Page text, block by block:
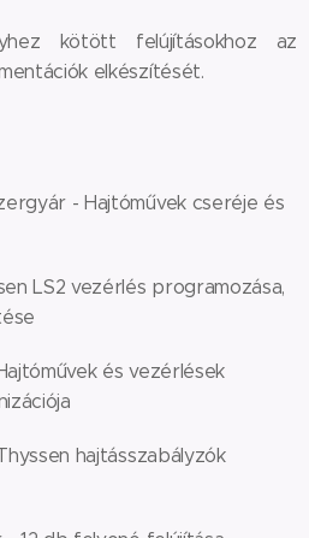
kötött felújításokhoz az
elkészítését.
- Hajtóművek cseréje és
LS2 vezérlés programozása,
és vezérlések
hajtásszabályzók